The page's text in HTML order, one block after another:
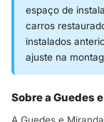
espaço de
carros
instalados
ajuste na
Sobre a Guedes
A Guedes e